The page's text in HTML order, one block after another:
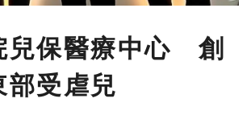
兒保醫療中心 創
受虐兒